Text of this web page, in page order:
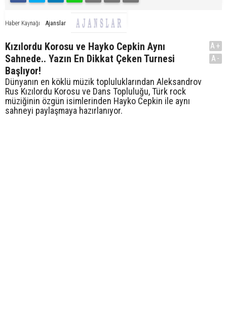
Haber Kaynağı Ajanslar
Kızılordu Korosu ve Hayko Cepkin Aynı
Sahnede.. Yazın En Dikkat Çeken Turnesi
Başlıyor!
Dünyanın en köklü müzik topluluklarından Aleksandrov
Rus Kızılordu Korosu ve Dans Topluluğu, Türk rock
müziğinin özgün isimlerinden Hayko Cepkin ile aynı
sahneyi paylaşmaya hazırlanıyor.
A+
A-